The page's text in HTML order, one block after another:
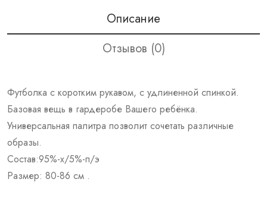
Описание
Отзывов (0)
Футболка с коротким рукавом, с удлиненной спинкой.
Базовая вещь в гардеробе Вашего ребёнка.
Универсальная палитра позволит сочетать различные
образы.
Состав:95%-х/5%-п/э
Размер: 80-86 см .